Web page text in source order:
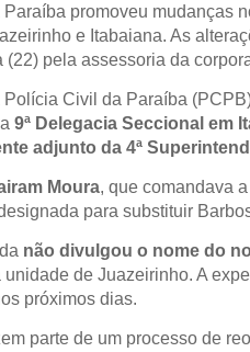
promoveu mudanças
e Itabaiana. As
(22) pela assessoria da
Polícia Civil da Paraíba
9ª Delegacia Seccional em
adjunto da 4ª
Moura, que comandava
para substituir
não divulgou o nome do
de Juazeirinho. A
próximos dias.
parte de um processo de